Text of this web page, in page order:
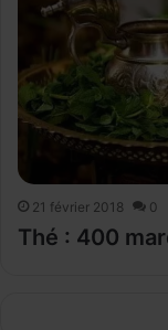
21 février 2018 0
Thé : 400